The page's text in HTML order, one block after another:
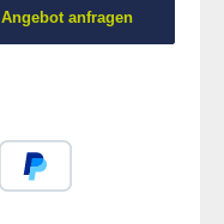
Angebot anfragen